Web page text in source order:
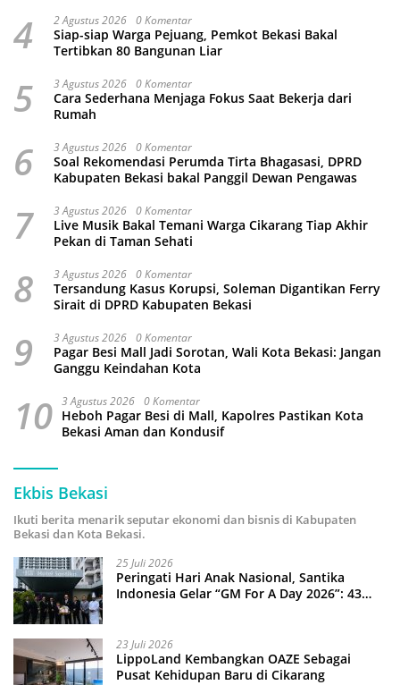
4 2 Agustus 2026 0 Komentar
Siap-siap Warga Pejuang, Pemkot Bekasi Bakal
Tertibkan 80 Bangunan Liar
5 3 Agustus 2026 0 Komentar
Cara Sederhana Menjaga Fokus Saat Bekerja dari
Rumah
6 3 Agustus 2026 0 Komentar
Soal Rekomendasi Perumda Tirta Bhagasasi, DPRD
Kabupaten Bekasi bakal Panggil Dewan Pengawas
7 3 Agustus 2026 0 Komentar
Live Musik Bakal Temani Warga Cikarang Tiap Akhir
Pekan di Taman Sehati
8 3 Agustus 2026 0 Komentar
Tersandung Kasus Korupsi, Soleman Digantikan Ferry
Sirait di DPRD Kabupaten Bekasi
9 3 Agustus 2026 0 Komentar
Pagar Besi Mall Jadi Sorotan, Wali Kota Bekasi: Jangan
Ganggu Keindahan Kota
10 3 Agustus 2026 0 Komentar
Heboh Pagar Besi di Mall, Kapolres Pastikan Kota
Bekasi Aman dan Kondusif
Ekbis Bekasi
Ikuti berita menarik seputar ekonomi dan bisnis di Kabupaten
Bekasi dan Kota Bekasi.
25 Juli 2026
Peringati Hari Anak Nasional, Santika
Indonesia Gelar “GM For A Day 2026”: 43
23 Juli 2026
LippoLand Kembangkan OAZE Sebagai
Pusat Kehidupan Baru di Cikarang